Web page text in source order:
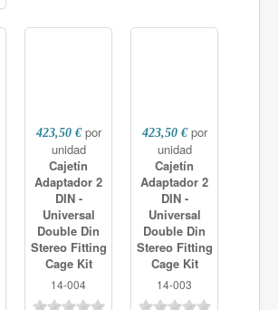
423,50 € por
unidad
Cajetín
Adaptador 2
DIN -
Universal
Double Din
Stereo Fitting
Cage Kit
14-004
423,50 € por
unidad
Cajetín
Adaptador 2
DIN -
Universal
Double Din
Stereo Fitting
Cage Kit
14-003